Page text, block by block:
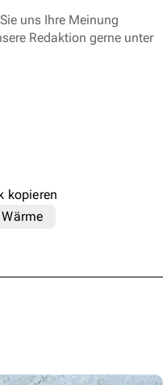
uns Ihre Meinung
Redaktion gerne unter
kopieren
Wärme